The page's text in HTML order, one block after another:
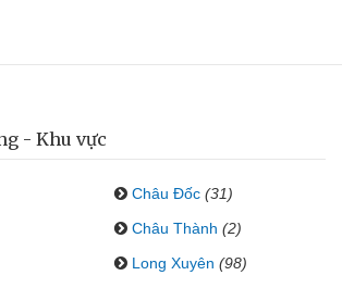
- Khu vực
Châu Đốc (31)
Châu Thành (2)
Long Xuyên (98)